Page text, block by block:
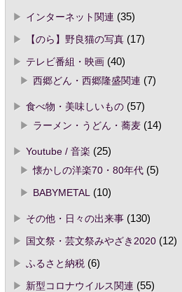
インターネット関連 (35)
【のら】野良猫の写真(17)
テレビ番組・映画(40)
西郷どん・西郷隆盛関連 (7)
食べ物・美味しいもの(57)
ラーメン・うどん・蕎麦(14)
Youtube / 音楽 (25)
懐かしの洋楽70・80年代(5)
BABYMETAL
(10)
その他・日々の出来事(130)
国文祭・芸文祭みやざき2020(12)
ふるさと納税(6)
新型コロナウイルス関連 (55)